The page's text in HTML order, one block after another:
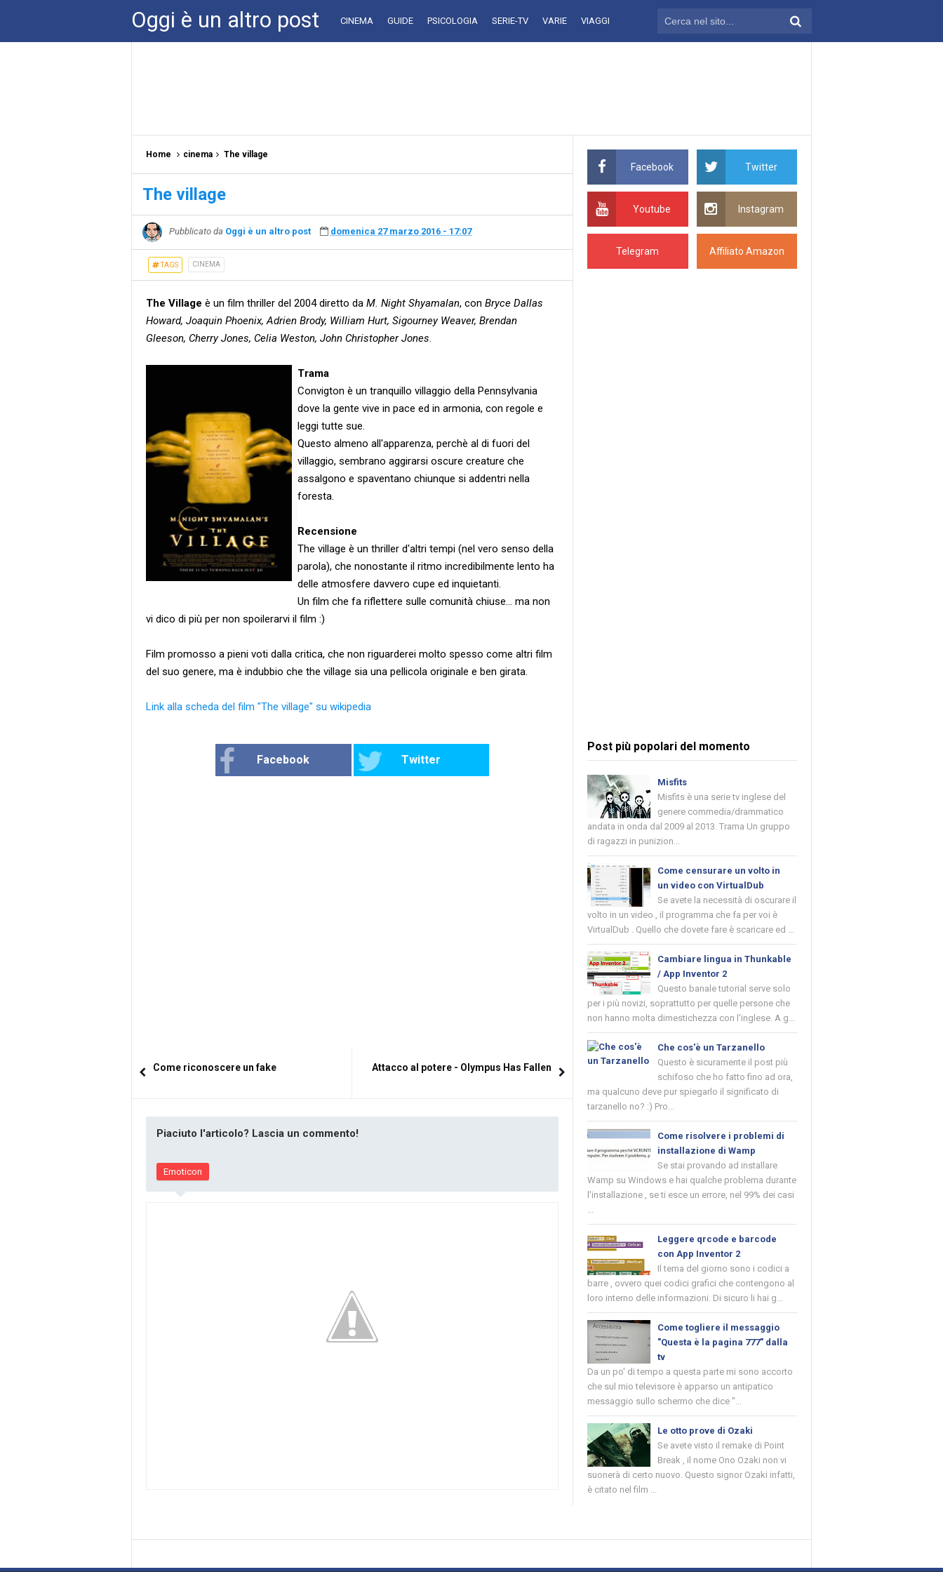
Oggi è un altro post CINEMA GUIDE PSICOLOGIA SERIE-TV VARIE VIAGGI
Home cinema The village
The village
Pubblicato da Oggi è un altro post domenica 27 marzo 2016 - 17:07
TAGS CINEMA
The Village è un film thriller del 2004 diretto da M. Night Shyamalan, con Bryce Dallas
Howard, Joaquin Phoenix, Adrien Brody, William Hurt, Sigourney Weaver, Brendan
Gleeson, Cherry Jones, Celia Weston, John Christopher Jones.
Trama
Convigton è un tranquillo villaggio della Pennsylvania
dove la gente vive in pace ed in armonia, con regole e
leggi tutte sue.
Questo almeno all'apparenza, perchè al di fuori del
villaggio, sembrano aggirarsi oscure creature che
assalgono e spaventano chiunque si addentri nella
foresta.
Recensione
The village è un thriller d'altri tempi (nel vero senso della
parola), che nonostante il ritmo incredibilmente lento ha
delle atmosfere davvero cupe ed inquietanti.
Un film che fa riflettere sulle comunità chiuse... ma non
vi dico di più per non spoilerarvi il film :)
Film promosso a pieni voti dalla critica, che non riguarderei molto spesso come altri film
del suo genere, ma è indubbio che the village sia una pellicola originale e ben girata.
Link alla scheda del film "The village" su wikipedia
Facebook Twitter
Come riconoscere un fake Attacco al potere - Olympus Has Fallen
Piaciuto l'articolo? Lascia un commento!
Emoticon
Facebook Twitter
Youtube Instagram
Telegram Affiliato Amazon
Post più popolari del momento
Misfits
Misfits è una serie tv inglese del
genere commedia/drammatico
andata in onda dal 2009 al 2013. Trama Un gruppo
di ragazzi in punizion...
Come censurare un volto in
un video con VirtualDub
Se avete la necessità di oscurare il
volto in un video , il programma che fa per voi è
VirtualDub . Quello che dovete fare è scaricare ed ...
Cambiare lingua in Thunkable
/ App Inventor 2
Questo banale tutorial serve solo
per i più novizi, soprattutto per quelle persone che
non hanno molta dimestichezza con l'inglese. A g...
Che cos'è un Tarzanello
Questo è sicuramente il post più
schifoso che ho fatto fino ad ora,
ma qualcuno deve pur spiegarlo il significato di
tarzanello no? :) Pro...
Come risolvere i problemi di
installazione di Wamp
Se stai provando ad installare
Wamp su Windows e hai qualche problema durante
l'installazione , se ti esce un errore, nel 99% dei casi
...
Leggere qrcode e barcode
con App Inventor 2
Il tema del giorno sono i codici a
barre , ovvero quei codici grafici che contengono al
loro interno delle informazioni. Di sicuro li hai g...
Come togliere il messaggio
"Questa è la pagina 777" dalla
tv
Da un po' di tempo a questa parte mi sono accorto
che sul mio televisore è apparso un antipatico
messaggio sullo schermo che dice "...
Le otto prove di Ozaki
Se avete visto il remake di Point
Break , il nome Ono Ozaki non vi
suonerà di certo nuovo. Questo signor Ozaki infatti,
è citato nel film ...